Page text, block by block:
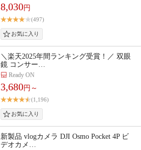
8,030円
(497)
＼楽天2025年間ランキング受賞！／ 双眼
鏡 コンサー…
Ready ON
3,680円～
(1,196)
新製品 vlogカメラ DJI Osmo Pocket 4P ビ
デオカメ…